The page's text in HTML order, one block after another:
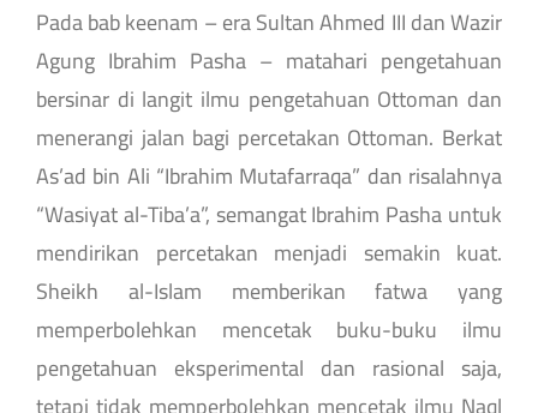
Pada bab keenam – era Sultan Ahmed III dan Wazir
Agung Ibrahim Pasha – matahari pengetahuan
bersinar di langit ilmu pengetahuan Ottoman dan
menerangi jalan bagi percetakan Ottoman. Berkat
As’ad bin Ali “Ibrahim Mutafarraqa” dan risalahnya
“Wasiyat al-Tiba’a”, semangat Ibrahim Pasha untuk
mendirikan percetakan menjadi semakin kuat.
Sheikh al-Islam memberikan fatwa yang
memperbolehkan mencetak buku-buku ilmu
pengetahuan eksperimental dan rasional saja,